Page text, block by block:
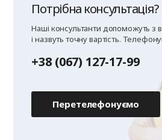
Потрібна консультація?
Наші консультанти допоможуть з
і назвуть точну вартість.
+38 (067) 127-17-99
Перетелефонуємо